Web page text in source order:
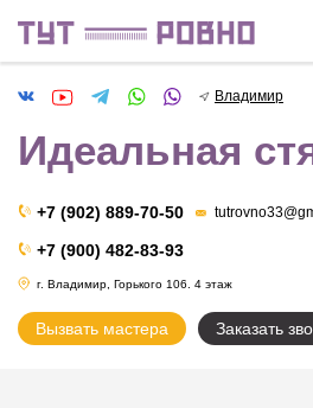
Владимир
Идеальная
+7 (902) 889-70-50
+7 (900) 482-83-93
г. Владимир, Горького 106. 4 этаж
Вызвать мастера Заказать